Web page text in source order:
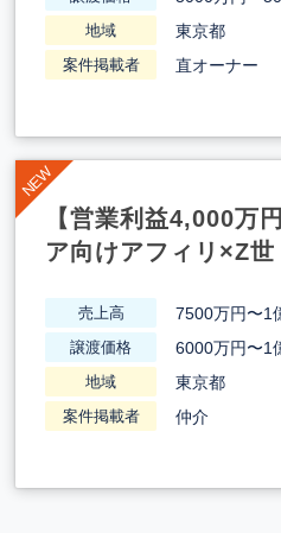
地域 東京都
案件掲載者 直オーナー
【営業利益4,000万
ア向けアフィリ×Z世
売上高 7500万円〜1
譲渡価格 6000万円〜1
地域 東京都
案件掲載者 仲介